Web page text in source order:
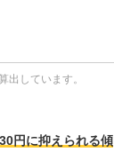
しています。
円に抑えられる傾